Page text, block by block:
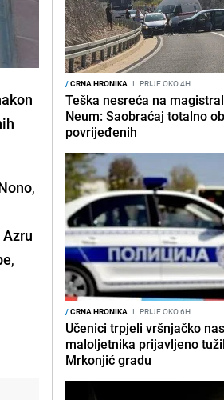
,
Azru
,
/CRNA HRONIKA I PRIJE OKO 4H
Teška nesreća na
Neum: Saobraćaj totalno
povrijeđenih
/CRNA HRONIKA I PRIJE OKO 6H
Učenici trpjeli vršnjačko
maloljetnika prijavljeno
Mrkonjić gradu